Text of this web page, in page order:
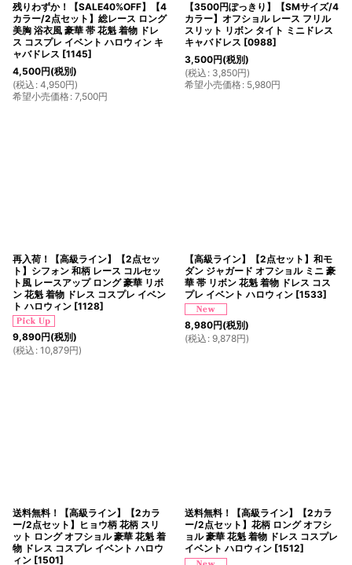
残りわずか！【SALE40%OFF】【4
カラー/2点セット】総レース ロング
美胸 浴衣風 豪華 帯 花魁 着物 ドレ
ス コスプレ イベント ハロウィン キ
ャバドレス [1145]
4,500円(税別)
(税込 : 4,950円)
希望小売価格: 7,500円
【3500円ぽっきり】【SMサイズ/4
カラー】オフショル レース フリル
スリット リボン タイト ミニドレス
キャバドレス [0988]
3,500円(税別)
(税込 : 3,850円)
希望小売価格: 5,980円
再入荷！【高級ライン】【2点セッ
ト】シフォン 和柄 レース コルセッ
ト風 レースアップ ロング 豪華 リボ
ン 花魁 着物 ドレス コスプレ イベン
ト ハロウィン [1128]
9,890円(税別)
(税込 : 10,879円)
【高級ライン】【2点セット】和モ
ダン ジャガード オフショル ミニ 豪
華 帯 リボン 花魁 着物 ドレス コス
プレ イベント ハロウィン [1533]
8,980円(税別)
(税込 : 9,878円)
送料無料！【高級ライン】【2カラ
ー/2点セット】ヒョウ柄 花柄 スリ
ット ロング オフショル 豪華 花魁 着
物 ドレス コスプレ イベント ハロウ
ィン [1501]
送料無料！【高級ライン】【2カラ
ー/2点セット】花柄 ロング オフシ
ョル 豪華 花魁 着物 ドレス コスプレ
イベント ハロウィン [1512]